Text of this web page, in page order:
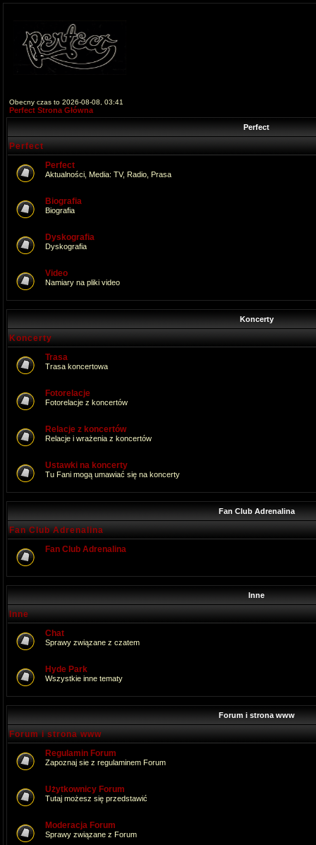
Obecny czas to 2026-08-08, 03:41
Perfect Strona Główna
Perfect
Perfect
Perfect
Aktualności, Media: TV, Radio, Prasa
Biografia
Biografia
Dyskografia
Dyskografia
Video
Namiary na pliki video
Koncerty
Koncerty
Trasa
Trasa koncertowa
Fotorelacje
Fotorelacje z koncertów
Relacje z koncertów
Relacje i wrażenia z koncertów
Ustawki na koncerty
Tu Fani mogą umawiać się na koncerty
Fan Club Adrenalina
Fan Club Adrenalina
Fan Club Adrenalina
Inne
Inne
Chat
Sprawy związane z czatem
Hyde Park
Wszystkie inne tematy
Forum i strona www
Forum i strona www
Regulamin Forum
Zapoznaj sie z regulaminem Forum
Użytkownicy Forum
Tutaj możesz się przedstawić
Moderacja Forum
Sprawy związane z Forum